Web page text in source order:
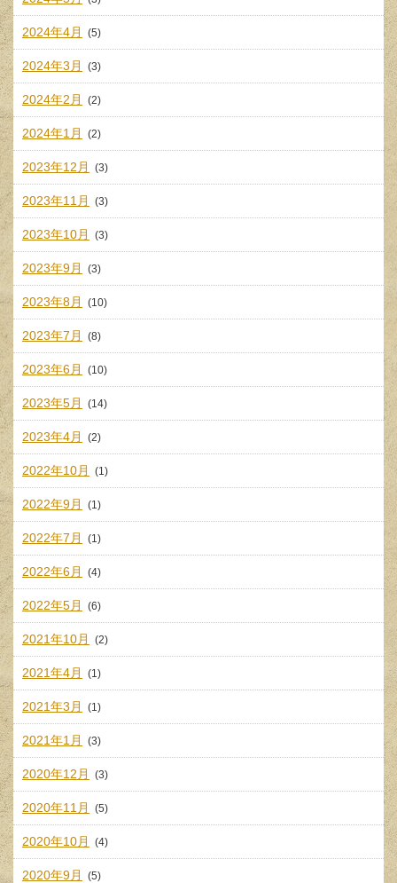
2024年4月 (5)
2024年3月 (3)
2024年2月 (2)
2024年1月 (2)
2023年12月 (3)
2023年11月 (3)
2023年10月 (3)
2023年9月 (3)
2023年8月 (10)
2023年7月 (8)
2023年6月 (10)
2023年5月 (14)
2023年4月 (2)
2022年10月 (1)
2022年9月 (1)
2022年7月 (1)
2022年6月 (4)
2022年5月 (6)
2021年10月 (2)
2021年4月 (1)
2021年3月 (1)
2021年1月 (3)
2020年12月 (3)
2020年11月 (5)
2020年10月 (4)
2020年9月 (5)